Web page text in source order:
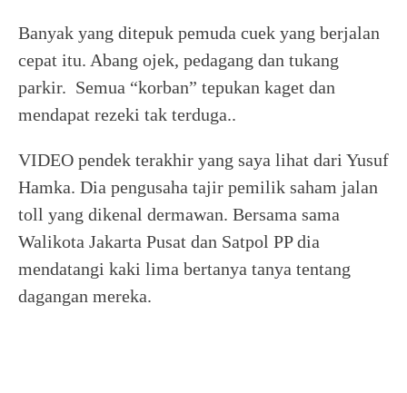
Banyak yang ditepuk pemuda cuek yang berjalan
cepat itu. Abang ojek, pedagang dan tukang
parkir. Semua “korban” tepukan kaget dan
mendapat rezeki tak terduga..
VIDEO pendek terakhir yang saya lihat dari Yusuf
Hamka. Dia pengusaha tajir pemilik saham jalan
toll yang dikenal dermawan. Bersama sama
Walikota Jakarta Pusat dan Satpol PP dia
mendatangi kaki lima bertanya tanya tentang
dagangan mereka.